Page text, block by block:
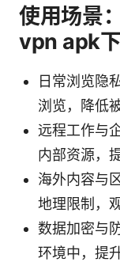
使用场景
vpn apk
日常浏览隐
浏览，降低
远程工作与
内部资源，
海外内容与
地理限制，
数据加密与
环境中，提